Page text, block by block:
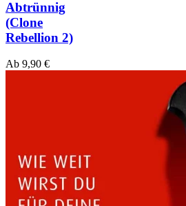
Abtrünnig
(Clone
Rebellion 2)
Ab 9,90 €